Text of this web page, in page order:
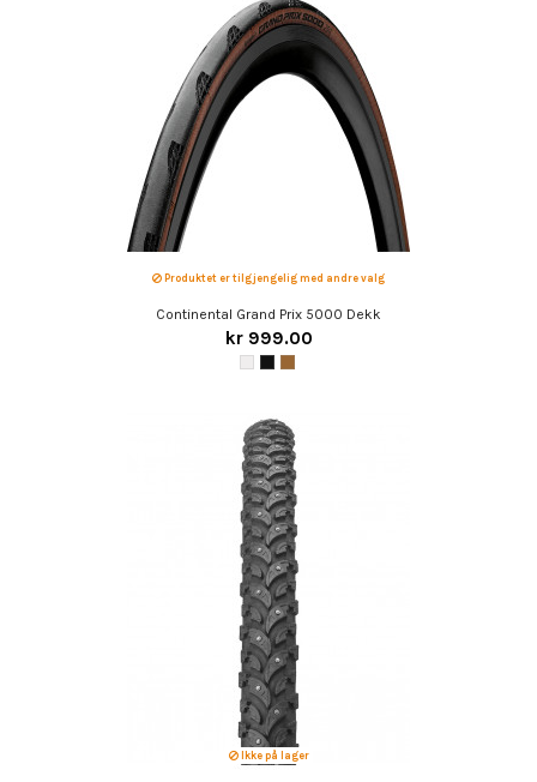
Produktet er tilgjengelig med andre valg
Continental Grand Prix 5000 Dekk
kr 999.00
Ikke på lager